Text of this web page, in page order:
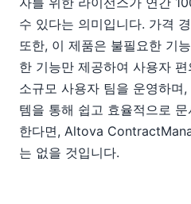
수 있다는 의미입니다. 가격
또한, 이 제품은 불필요한 기
한 기능만 제공하여 사용자
소규모 사용자 팀을 운영하며
템을 통해 쉽고 효율적으로
한다면, Altova
는 없을 것입니다.